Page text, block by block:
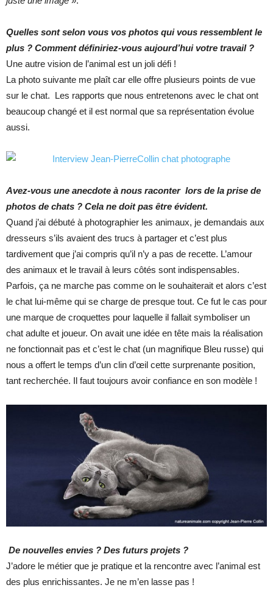
Quelles sont selon vous vos photos qui vous ressemblent le
plus ? Comment définiriez-vous aujourd’hui votre travail ?
Une autre vision de l’animal est un joli défi !
La photo suivante me plaît car elle offre plusieurs points de vue
sur le chat. Les rapports que nous entretenons avec le chat ont
beaucoup changé et il est normal que sa représentation évolue
aussi.
Avez-vous une anecdote à nous raconter lors de la prise de
photos de chats ? Cela ne doit pas être évident.
Quand j’ai débuté à photographier les animaux, je demandais aux
dresseurs s’ils avaient des trucs à partager et c’est plus
tardivement que j’ai compris qu’il n’y a pas de recette. L’amour
des animaux et le travail à leurs côtés sont indispensables.
Parfois, ça ne marche pas comme on le souhaiterait et alors c’est
le chat lui-même qui se charge de presque tout. Ce fut le cas pour
une marque de croquettes pour laquelle il fallait symboliser un
chat adulte et joueur. On avait une idée en tête mais la réalisation
ne fonctionnait pas et c’est le chat (un magnifique Bleu russe) qui
nous a offert le temps d’un clin d’œil cette surprenante position,
tant recherchée. Il faut toujours avoir confiance en son modèle !
De nouvelles envies ? Des futurs projets ?
J’adore le métier que je pratique et la rencontre avec l’animal est
des plus enrichissantes. Je ne m’en lasse pas !